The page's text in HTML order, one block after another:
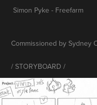
Simon Pyke - Freefarm
Commissioned by Sydney
/ STORYBOARD /